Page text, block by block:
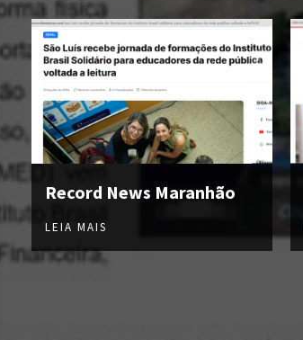
Record News Maranhão
LEIA MAIS